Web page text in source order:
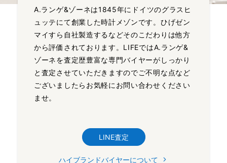
A.ランゲ&ゾーネは1845年にドイツのグラスヒ
ュッテにて創業した時計メゾンです。ひげゼン
マイすら自社製造するなどそのこだわりは他方
から評価されております。LIFEではA.ランゲ&
ゾーネを査定歴豊富な専門バイヤーがしっかり
と査定させていただきますのでご不明な点など
ございましたらお気軽にお問い合わせください
ませ。
LINE査定
ハイブランドバイヤーについて